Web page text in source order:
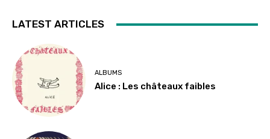
LATEST ARTICLES
ALBUMS
Alice : Les châteaux faibles